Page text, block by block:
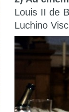
Louis II de
Luchino